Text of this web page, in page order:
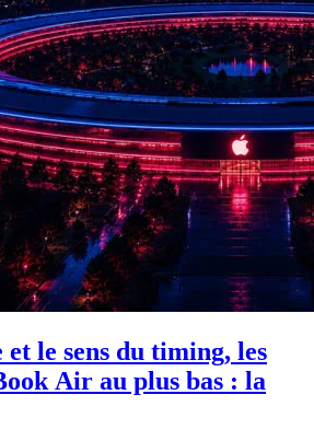
le sens du timing, les
Air au plus bas : la